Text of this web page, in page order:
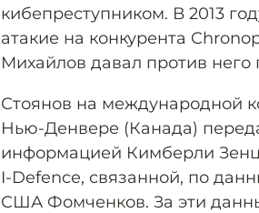
кибепреступником. В 2013
атакие на конкурента
Михайлов давал против него
Стоянов на международной
Нью-Денвере (Канада)
информацией Кимберли
I-Defence, связанной, по
США Фомченков. За эти